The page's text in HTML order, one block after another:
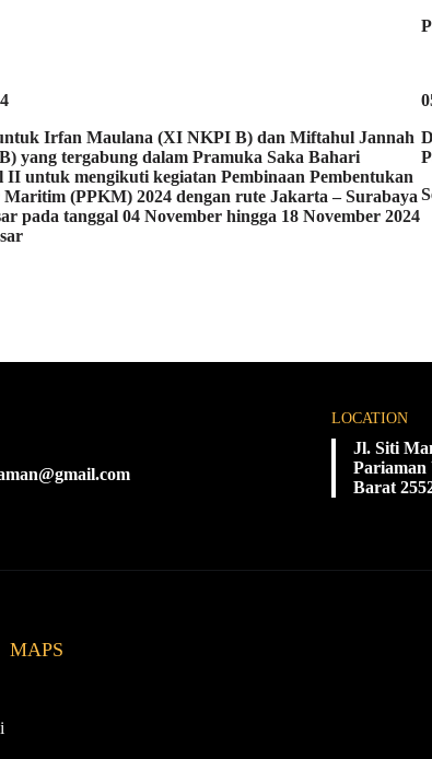
Irfan Maulana (XI NKPI B) dan Miftahul Jannah
yang tergabung dalam Pramuka Saka Bahari
II untuk mengikuti kegiatan Pembinaan Pembentukan
(PPKM) 2024 dengan rute Jakarta – Surabaya
pada tanggal 04 November hingga 18 November 2024
LOCATION
Jl. Siti
Pariaman
Barat
MAPS